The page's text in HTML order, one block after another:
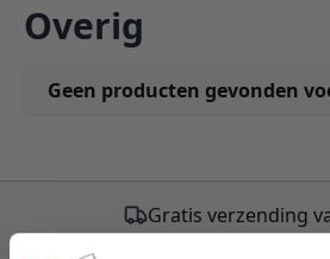
Overig
Geen producten gevonden
Gratis verzending